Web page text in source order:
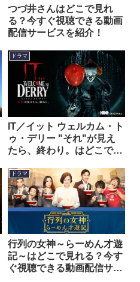
つづ井さんはどこで見れ
る？今すぐ視聴できる動画
配信サービスを紹介！
ドラマ
IT／イット ウェルカム・ト
ゥ・デリー "それ"が見え
たら、終わり。はどこで見
画配信サービスを紹介！
ドラマ
行列の女神～らーめん才遊
記～はどこで見れる？今す
ぐ視聴できる動画配信サー